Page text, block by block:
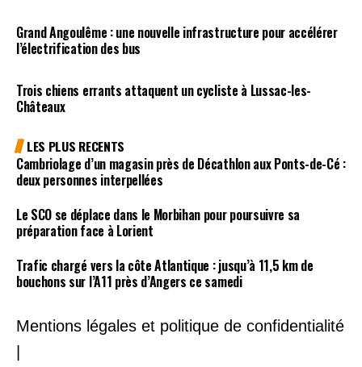
Grand Angoulême : une nouvelle infrastructure pour accélérer
l’électrification des bus
Trois chiens errants attaquent un cycliste à Lussac-les-
Châteaux
LES PLUS RECENTS
Cambriolage d’un magasin près de Décathlon aux Ponts-de-Cé :
deux personnes interpellées
Le SCO se déplace dans le Morbihan pour poursuivre sa
préparation face à Lorient
Trafic chargé vers la côte Atlantique : jusqu’à 11,5 km de
bouchons sur l’A11 près d’Angers ce samedi
Mentions légales et politique de confidentialité